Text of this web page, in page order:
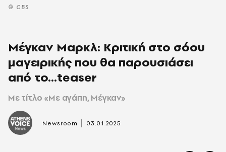
© CBS
Μέγκαν Μαρκλ: Κριτική στο σόου
μαγειρικής που θα παρουσιάσει
από το...teaser
Με τίτλο «Με αγάπη, Μέγκαν»
Newsroom 03.01.2025